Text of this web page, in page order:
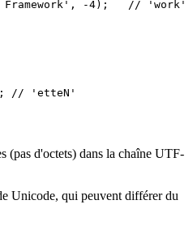
(pas d'octets) dans la chaîne UTF-
Unicode, qui peuvent différer du